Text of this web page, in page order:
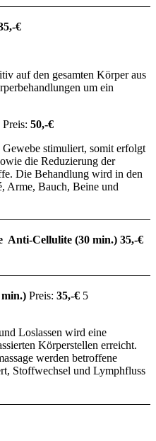
€
auf den gesamten Körper aus
um ein
Preis: 50,-€
stimuliert, somit erfolgt
die Reduzierung der
Die Behandlung wird in den
Arme, Bauch, Beine und
Anti-Cellulite (30 min.) 35,-€
min.) Preis: 35,-€ 5
Loslassen wird eine
Körperstellen erreicht.
werden betroffene
Stoffwechsel und Lymphfluss